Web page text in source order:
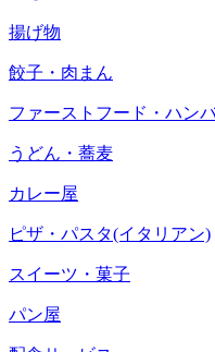
揚げ物
餃子・肉まん
ファーストフード・ハン
うどん・蕎麦
カレー屋
ピザ・パスタ(イタリアン)
スイーツ・菓子
パン屋